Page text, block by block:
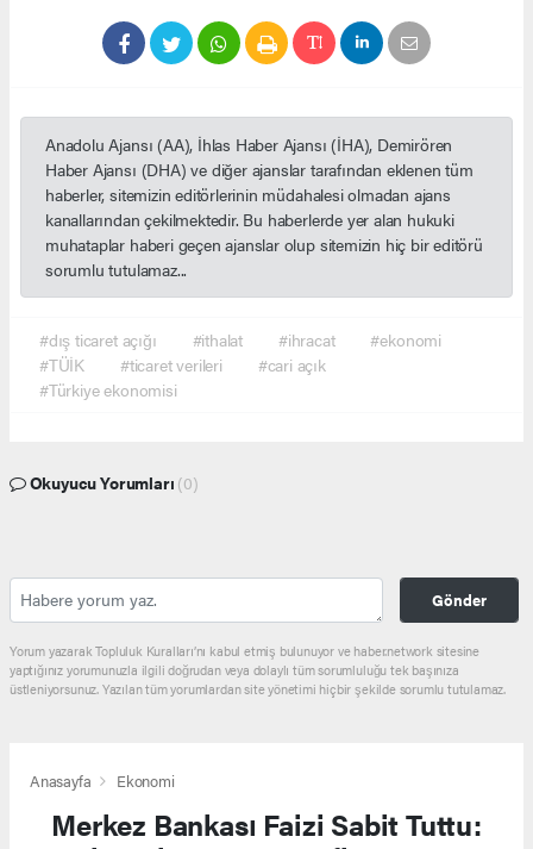
Anadolu Ajansı (AA), İhlas Haber Ajansı (İHA), Demirören
Haber Ajansı (DHA) ve diğer ajanslar tarafından eklenen tüm
haberler, sitemizin editörlerinin müdahalesi olmadan ajans
kanallarından çekilmektedir. Bu haberlerde yer alan hukuki
muhataplar haberi geçen ajanslar olup sitemizin hiç bir editörü
sorumlu tutulamaz...
#dış ticaret açığı #ithalat #ihracat
#ekonomi
#TÜİK
#ticaret verileri
#cari açık
#Türkiye ekonomisi
Okuyucu Yorumları (0)
Gönder
Yorum yazarak Topluluk Kuralları’nı kabul etmiş bulunuyor ve haber.network sitesine
yaptığınız yorumunuzla ilgili doğrudan veya dolaylı tüm sorumluluğu tek başınıza
üstleniyorsunuz. Yazılan tüm yorumlardan site yönetimi hiçbir şekilde sorumlu tutulamaz.
Anasayfa Ekonomi
Merkez Bankası Faizi Sabit Tuttu: